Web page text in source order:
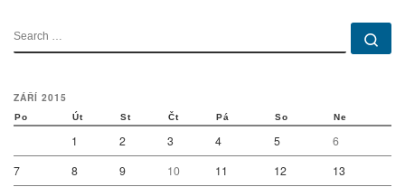
SEARCH
ZÁŘÍ 2015
Po Út St Čt Pá So Ne
1 2 3 4 5
6
7
8 9 10 11 12 13